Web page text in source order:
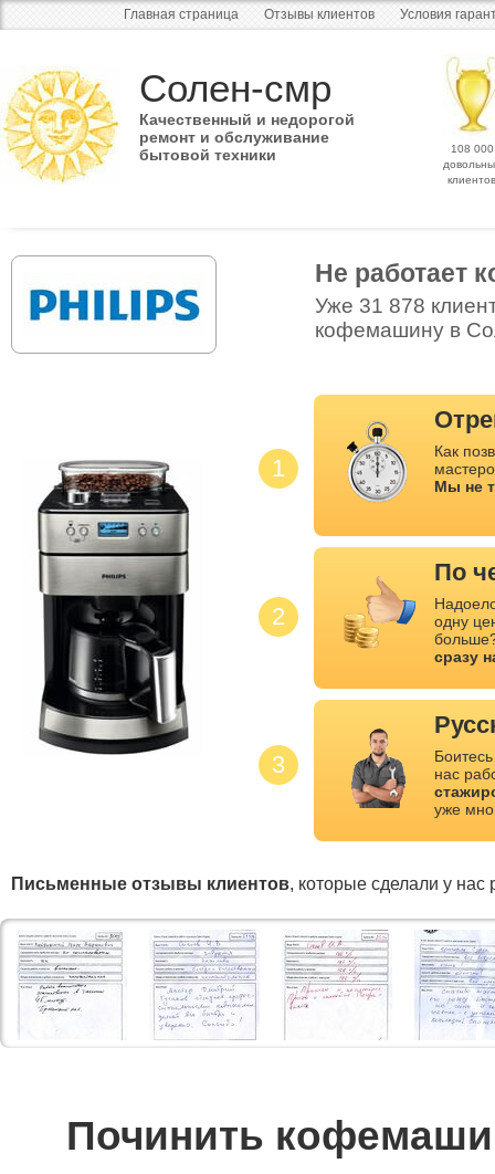
Главная страница Отзывы клиентов Условия
Солен-смр
Качественный и недорогой
ремонт и обслуживание
бытовой техники
108 000
клиентов
Не работает
Уже 31 878
кофемашину в
1
2
3
Как
Мы не
По
одну
сразу
нас
уже
Письменные отзывы клиентов, которые сделали у нас
Починить